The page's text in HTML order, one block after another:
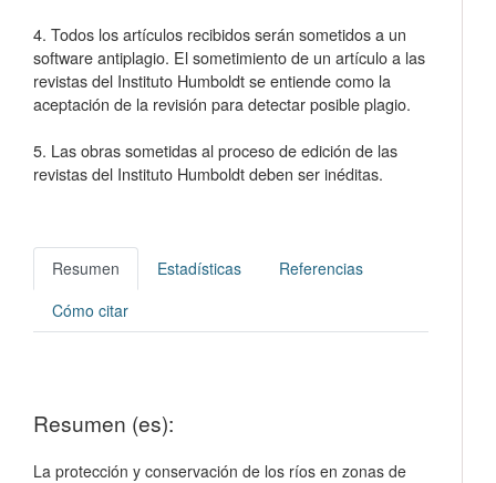
Resumen Estadísticas
Referencias
Cómo citar
Resumen (es):
La protección y conservación de los ríos en zonas de
4. Todos los artículos recibidos serán sometidos a un
software antiplagio. El sometimiento de un artículo a las
revistas del Instituto Humboldt se entiende como la
aceptación de la revisión para detectar posible plagio.
5. Las obras sometidas al proceso de edición de las
revistas del Instituto Humboldt deben ser inéditas.